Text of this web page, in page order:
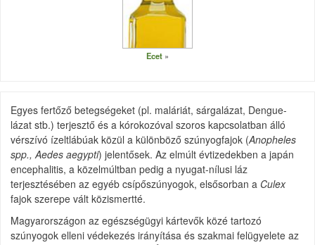
Ecet
Egyes fertőző betegségeket (pl. maláriát, sárgalázat, Dengue-
lázat stb.) terjesztő és a kórokozóval szoros kapcsolatban álló
vérszívó ízeltlábúak közül a különböző szúnyogfajok (Anopheles
spp., Aedes aegypti) jelentősek. Az elmúlt évtizedekben a japán
encephalitis, a közelmúltban pedig a nyugat-nílusi láz
terjesztésében az egyéb csípőszúnyogok, elsősorban a Culex
fajok szerepe vált közismertté.
Magyarországon az egészségügyi kártevők közé tartozó
szúnyogok elleni védekezés irányítása és szakmai felügyelete az